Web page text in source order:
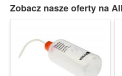
Zobacz nasze oferty na